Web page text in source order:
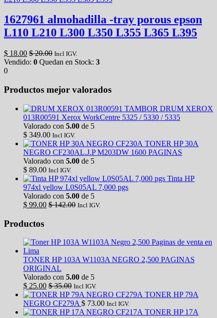
1627961 almohadilla -tray porous epson
L110 L210 L300 L350 L355 L365 L395
$ 18.00 $20.00 Incl IGV.
Vendido: 0 Quedan en Stock: 3
0
Productos mejor valorados
TAMBOR DRUM XEROX
013R00591 Xerox WorkCentre 5325 / 5330 / 5335
Valorado con 5.00 de 5
$ 349.00 Incl IGV.
TONER HP 30A
NEGRO CF230AL.J.P M203DW 1600 PAGINAS
Valorado con 5.00 de 5
$ 89.00 Incl IGV.
Tinta HP
974xl yellow L0S05AL 7,000 pgs
Valorado con 5.00 de 5
$ 99.00 $142.00 Incl IGV.
Productos
TONER HP 103A W1103A NEGRO 2,500 PAGINAS
ORIGINAL
Valorado con 5.00 de 5
$ 25.00 $35.00 Incl IGV.
TONER HP 79A
NEGRO CF279A $ 73.00 Incl IGV.
TONER HP 17A